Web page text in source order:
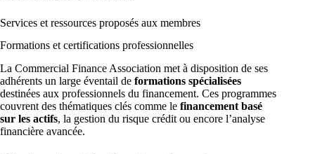
Services et ressources proposés aux membres
Formations et certifications professionnelles
La Commercial Finance Association met à disposition de ses
adhérents un large éventail de formations spécialisées
destinées aux professionnels du financement. Ces programmes
couvrent des thématiques clés comme le financement basé
sur les actifs, la gestion du risque crédit ou encore l’analyse
financière avancée.